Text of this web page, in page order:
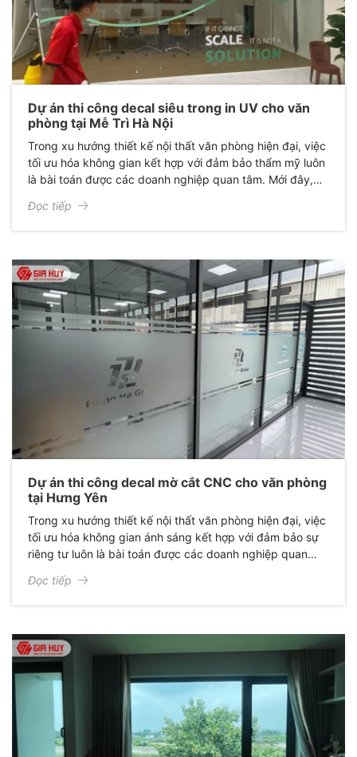
Dự án thi công decal siêu trong in UV cho văn
phòng tại Mễ Trì Hà Nội
Trong xu hướng thiết kế nội thất văn phòng hiện đại, việc
tối ưu hóa không gian kết hợp với đảm bảo thẩm mỹ luôn
là bài toán được các doanh nghiệp quan tâm. Mới đây,
công decal siêu trong in họa tiết cho văn phòng chị Ngọc
Phương, mang lại một diện mạo hoàn toàn mới: Sang
Đọc tiếp
Dự án thi công decal mờ cắt CNC cho văn phòng
tại Hưng Yên
Trong xu hướng thiết kế nội thất văn phòng hiện đại, việc
tối ưu hóa không gian ánh sáng kết hợp với đảm bảo sự
riêng tư luôn là bài toán được các doanh nghiệp quan
sắc dự án thi công decal mờ cắt CNC cho văn phòng chị
Hoàng Linh tại Hưng Yên, mang lại một diện mạo hoàn
Đọc tiếp